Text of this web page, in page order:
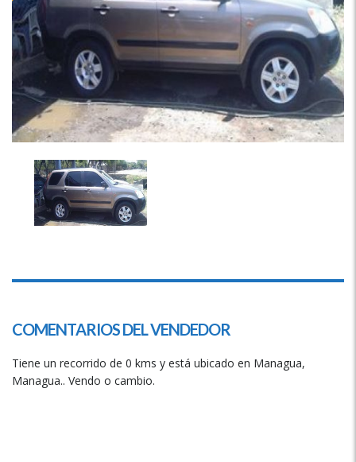
COMENTARIOS DEL VENDEDOR
Tiene un recorrido de 0 kms y está ubicado en Managua,
Managua.. Vendo o cambio.